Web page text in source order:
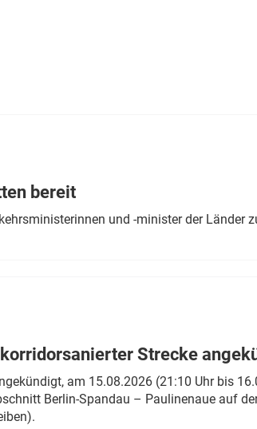
bereit
und -minister der Länder
Strecke
am 15.08.2026 (21:10 Uhr bis
Berlin-Spandau – Paulinenaue auf